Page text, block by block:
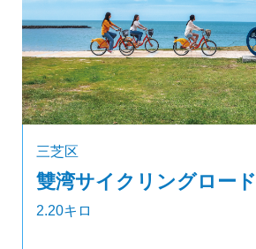
三芝区
雙湾サイクリングロード
2.20キロ